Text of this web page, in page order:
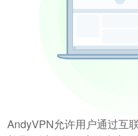
AndyVPN允许用户通过互